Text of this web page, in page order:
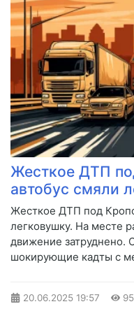
Жесткое ДТП
автобус смяли
Жесткое ДТП под
легковушку. На месте
движение затруднено.
шокирующие кадты с
20.06.2025 19:57